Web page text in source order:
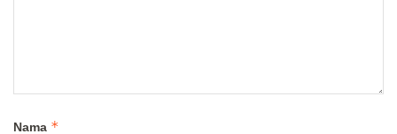
Nama *